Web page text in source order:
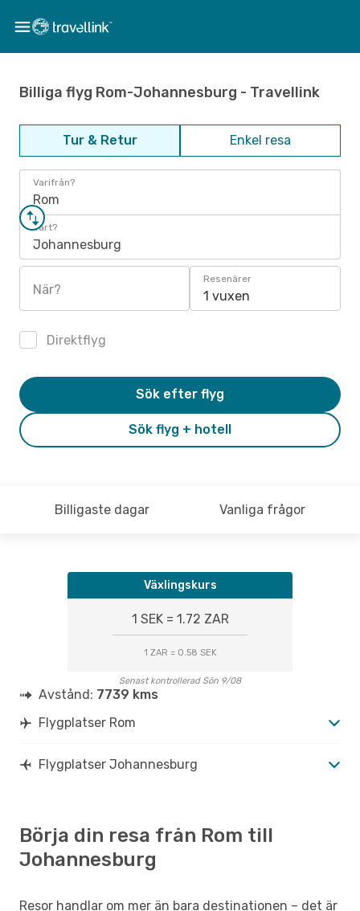
Billiga flyg Rom-Johannesburg - Travellink
Tur & Retur Enkel resa
Varifrån?
Rom
Vart?
Johannesburg
När?
Resenärer
1 vuxen
Direktflyg
Sök flyg + hotell
Sök efter flyg
Billigaste dagar Vanliga frågor
Växlingskurs
1 SEK = 1.72 ZAR
1 ZAR = 0.58 SEK
Senast kontrollerad Sön 9/08
Avstånd: 7739 kms
Flygplatser Rom
Flygplatser Johannesburg
Börja din resa från Rom till
Johannesburg
Resor handlar om mer än bara destinationen – det är